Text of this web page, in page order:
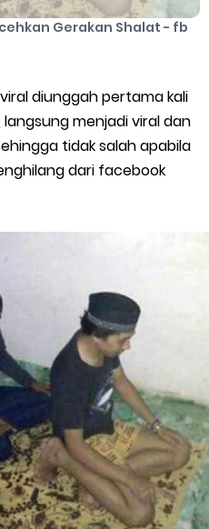
Gerakan Shalat - fb
diunggah pertama kali
langsung menjadi viral dan
tidak salah apabila
dari facebook